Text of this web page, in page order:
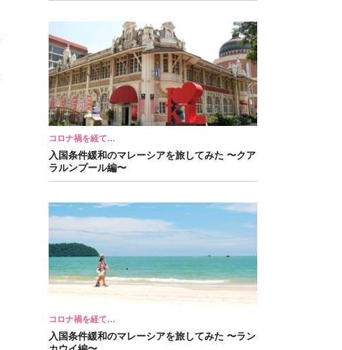
コロナ禍を経て…
入国条件緩和のマレーシアを旅してみた 〜クア
ラルンプール編〜
コロナ禍を経て…
入国条件緩和のマレーシアを旅してみた 〜ラン